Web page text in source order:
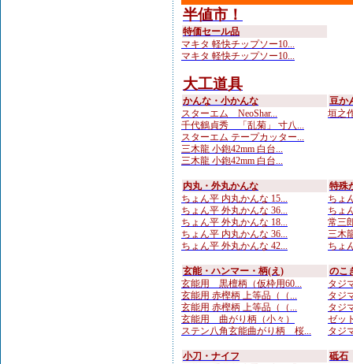
半値市！
特価セール品
マキタ 軽快チップソー10...
マキタ 軽快チップソー10...
大工道具
かんな・小かんな
スターエム NeoShar...
千代鶴貞秀 「乱菊」 寸八...
スターエム テープカッター...
三木龍 小鉋42mm 白台...
三木龍 小鉋42mm 白台...
豆か
垣之
内丸・外丸かんな
ちょん平 内丸かんな 15...
ちょん平 外丸かんな 36...
ちょん平 外丸かんな 18...
ちょん平 内丸かんな 36...
ちょん平 外丸かんな 42...
特殊
ちょ
ちょ
常三
三木
ちょ
玄能・ハンマー・柄(え)
玄能用 黒檀柄（仮枠用60...
玄能用 赤樫柄 上等品（（...
玄能用 赤樫柄 上等品（（...
玄能用 曲がり柄（小々）
ステン八角玄能曲がり柄 桜...
のこ
タジ
タジ
タジ
ゼッ
タジ
小刀・ナイフ
砥石